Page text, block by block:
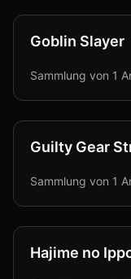
Goblin Slayer
Sammlung von 1
Guilty Gear
Sammlung von 1
Hajime no